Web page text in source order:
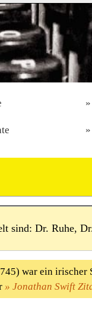
sind: Dr. Ruhe,
war ein
Jonathan Swift